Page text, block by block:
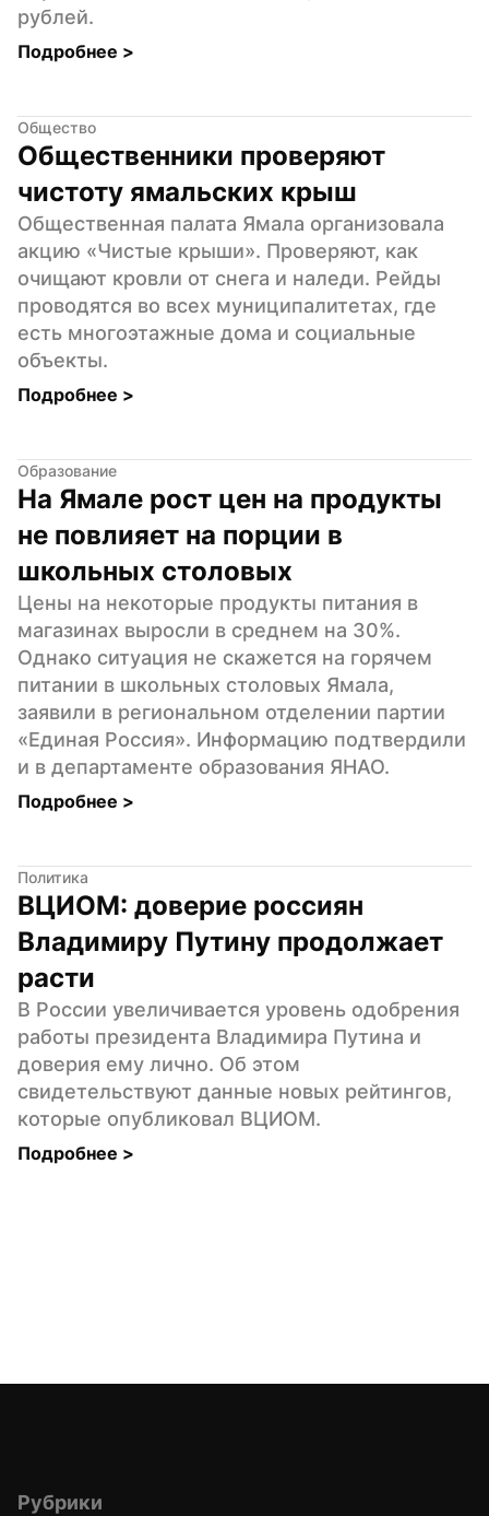
рублей.
Подробнее >
Общество
Общественники проверяют
чистоту ямальских крыш
Общественная палата Ямала организовала
акцию «Чистые крыши». Проверяют, как
очищают кровли от снега и наледи. Рейды
проводятся во всех муниципалитетах, где
есть многоэтажные дома и социальные
объекты.
Подробнее >
Образование
На Ямале рост цен на продукты
не повлияет на порции в
школьных столовых
Цены на некоторые продукты питания в
магазинах выросли в среднем на 30%.
Однако ситуация не скажется на горячем
питании в школьных столовых Ямала,
заявили в региональном отделении партии
«Единая Россия». Информацию подтвердили
и в департаменте образования ЯНАО.
Подробнее >
Политика
ВЦИОМ: доверие россиян
Владимиру Путину продолжает
расти
В России увеличивается уровень одобрения
работы президента Владимира Путина и
доверия ему лично. Об этом
свидетельствуют данные новых рейтингов,
которые опубликовал ВЦИОМ.
Подробнее >
Рубрики